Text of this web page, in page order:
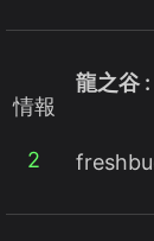
情報
2
龍之谷